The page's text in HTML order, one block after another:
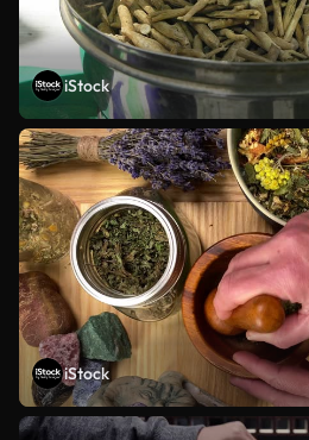
iStock
iStock